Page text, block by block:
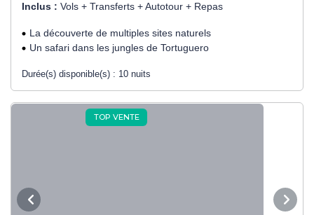
Inclus : Vols + Transferts + Autotour + Repas
La découverte de multiples sites naturels
Un safari dans les jungles de Tortuguero
Durée(s) disponible(s) : 10 nuits
TOP VENTE